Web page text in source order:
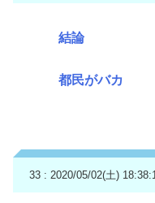
結論
都民がバカ
33 : 2020/05/02(土)